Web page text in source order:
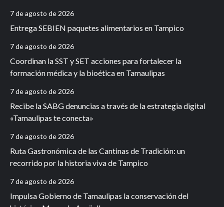
7 de agosto de 2026
Entrega SEBIEN paquetes alimentarios en Tampico
7 de agosto de 2026
Coordinan la SST y SET acciones para fortalecer la
formación médica y la bioética en Tamaulipas
7 de agosto de 2026
Recibe la SABG denuncias a través de la estrategia digital
«Tamaulipas te conecta»
7 de agosto de 2026
Ruta Gastronómica de las Cantinas de Tradición: un
recorrido por la historia viva de Tampico
7 de agosto de 2026
Impulsa Gobierno de Tamaulipas la conservación del